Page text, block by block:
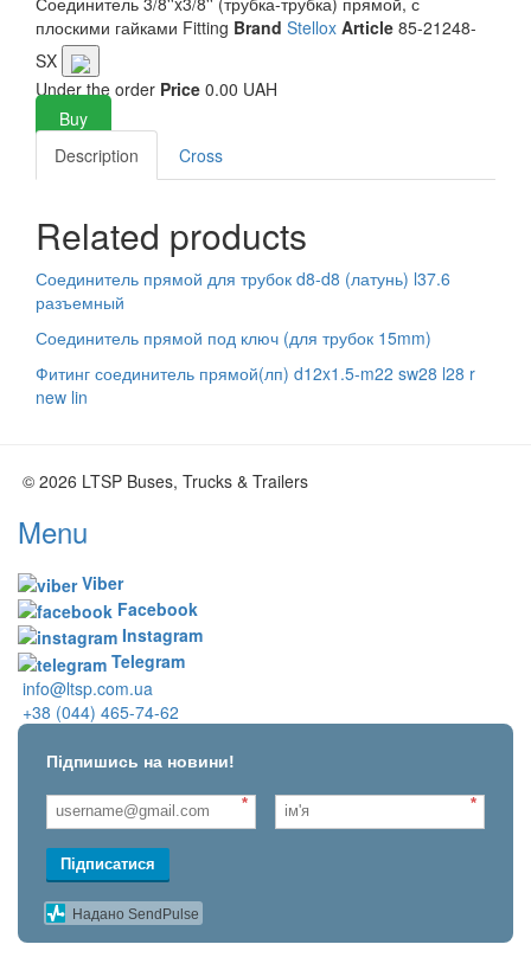
плоскими гайками Fitting Brand Stellox Article 85-21248-
SX
Under the order Price 0.00 UAH
Buy
Description
Cross
Related products
Соединитель прямой для трубок d8-d8 (латунь) l37.6
разъемный
Соединитель прямой под ключ (для трубок 15mm)
Фитинг соединитель прямой(лп) d12x1.5-m22 sw28 l28 r
new lin
© 2026 LTSP Buses, Trucks & Trailers
Menu
Viber
Facebook
Instagram
Telegram
info@ltsp.com.ua
+38 (044) 465-74-62
Підпишись на новини!
* *
Підписатися
Надано SendPulse